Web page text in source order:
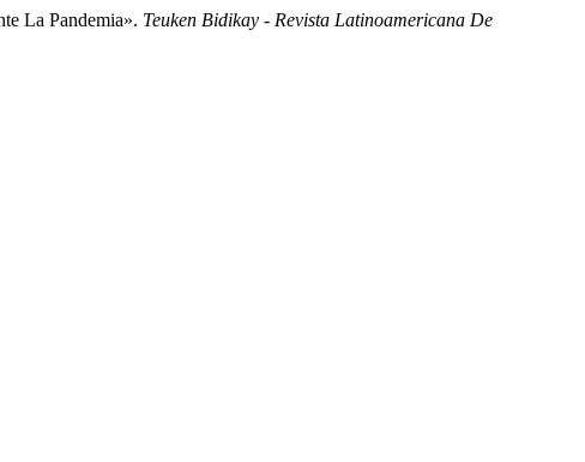
La Pandemia». Teuken Bidikay - Revista Latinoamericana De